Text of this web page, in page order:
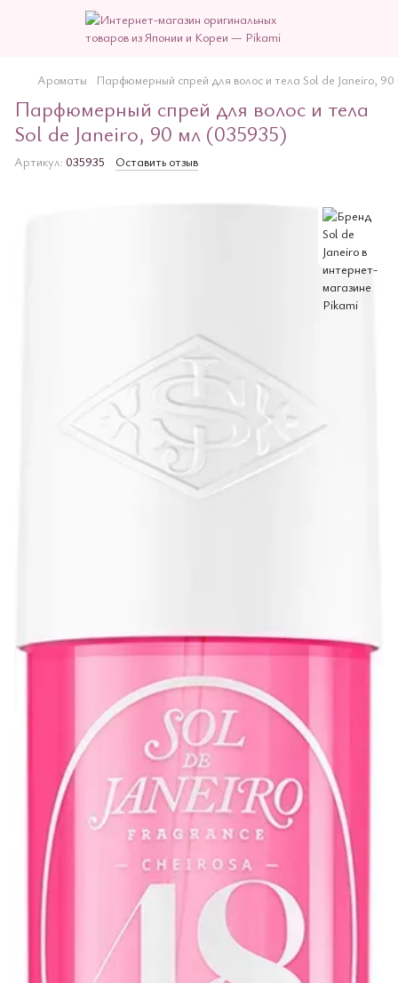
Ароматы Парфюмерный спрей для волос и тела Sol de Janeiro,
Парфюмерный спрей для волос и тела
Sol de Janeiro, 90 мл (035935)
Артикул: 035935 Оставить отзыв